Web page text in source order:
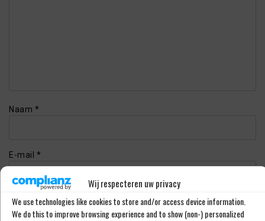
Wij respecteren uw privacy
We use technologies like cookies to store and/or access device information.
We do this to improve browsing experience and to show (non-) personalized
Naam *
E-mail *
Website